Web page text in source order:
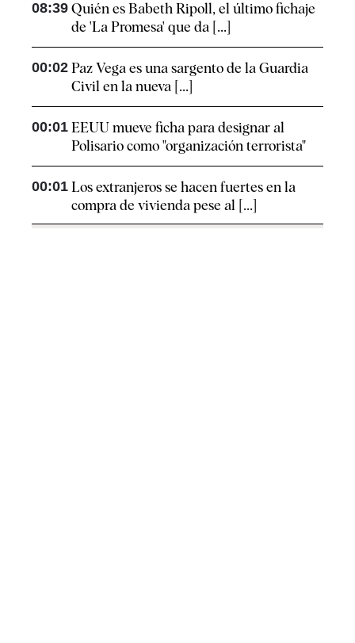
08:39 Quién es Babeth Ripoll, el último fichaje
de 'La Promesa' que da [...]
00:02 Paz Vega es una sargento de la Guardia
Civil en la nueva [...]
00:01 EEUU mueve ficha para designar al
Polisario como "organización terrorista"
00:01 Los extranjeros se hacen fuertes en la
compra de vivienda pese al [...]